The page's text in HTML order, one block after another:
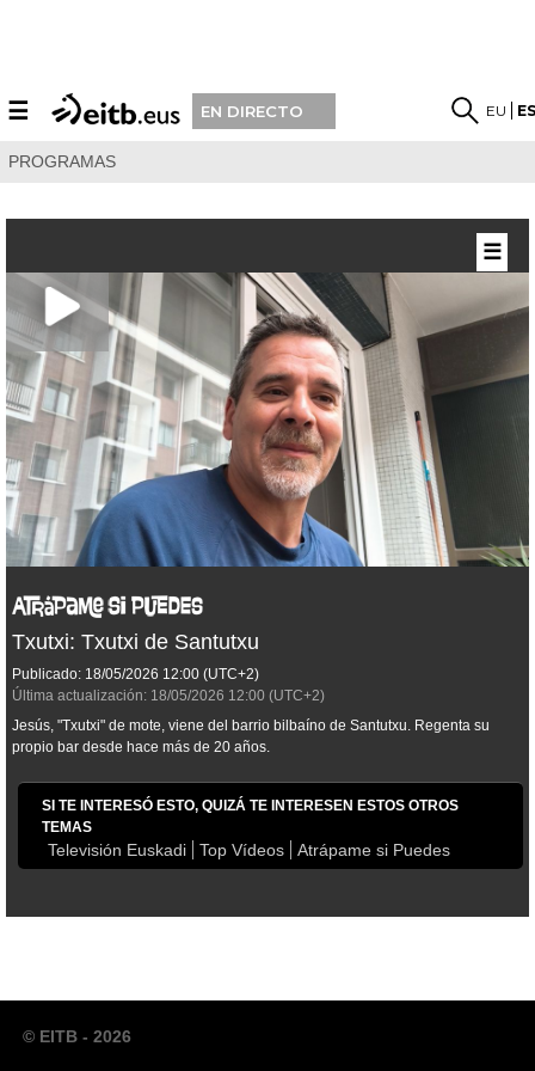
☰ EN DIRECTO EU
PROGRAMAS
Txutxi: Txutxi de Santutxu
Publicado: 18/05/2026 12:00 (UTC+2)
Última actualización: 18/05/2026 12:00 (UTC+2)
Jesús, "Txutxi" de mote, viene del barrio bilbaíno de Santutxu. Regenta su
propio bar desde hace más de 20 años.
SI TE INTERESÓ ESTO, QUIZÁ TE INTERESEN ESTOS OTROS
TEMAS
Televisión Euskadi Top Vídeos Atrápame si Puedes
☰
© EITB - 2026